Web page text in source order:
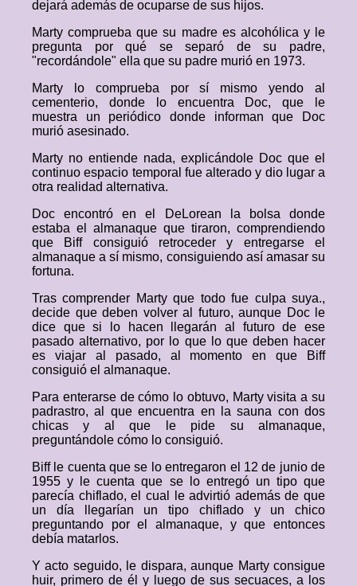
dejará además de ocuparse de sus hijos.
Marty comprueba que su madre es alcohólica y le
pregunta por qué se separó de su padre,
"recordándole" ella que su padre murió en 1973.
Marty lo comprueba por sí mismo yendo al
cementerio, donde lo encuentra Doc, que le
muestra un periódico donde informan que Doc
murió asesinado.
Marty no entiende nada, explicándole Doc que el
continuo espacio temporal fue alterado y dio lugar a
otra realidad alternativa.
Doc encontró en el DeLorean la bolsa donde
estaba el almanaque que tiraron, comprendiendo
que Biff consiguió retroceder y entregarse el
almanaque a sí mismo, consiguiendo así amasar su
fortuna.
Tras comprender Marty que todo fue culpa suya.,
decide que deben volver al futuro, aunque Doc le
dice que si lo hacen llegarán al futuro de ese
pasado alternativo, por lo que lo que deben hacer
es viajar al pasado, al momento en que Biff
consiguió el almanaque.
Para enterarse de cómo lo obtuvo, Marty visita a su
padrastro, al que encuentra en la sauna con dos
chicas y al que le pide su almanaque,
preguntándole cómo lo consiguió.
Biff le cuenta que se lo entregaron el 12 de junio de
1955 y le cuenta que se lo entregó un tipo que
parecía chiflado, el cual le advirtió además de que
un día llegarían un tipo chiflado y un chico
preguntando por el almanaque, y que entonces
debía matarlos.
Y acto seguido, le dispara, aunque Marty consigue
huir, primero de él y luego de sus secuaces, a los